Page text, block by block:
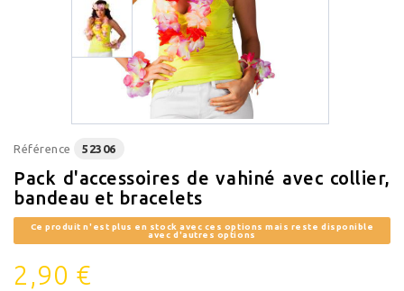
Référence 52306
Pack d'accessoires de vahiné avec collier,
bandeau et bracelets
Ce produit n'est plus en stock avec ces options mais reste disponible
avec d'autres options
2,90 €